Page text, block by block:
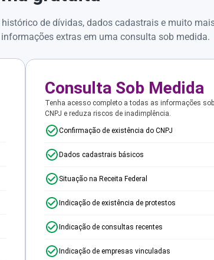
de dívidas, dados cadastrais e muito
extras em uma consulta sob medida.
Consulta Sob Medida
Tenha acesso completo a todas as informações
CNPJ e reduza riscos de inadimplência.
Confirmação de existência do CNPJ
Dados cadastrais básicos
Situação na Receita Federal
Indicação de existência de protestos
Indicação de consultas recentes
Indicação de empresas vinculadas